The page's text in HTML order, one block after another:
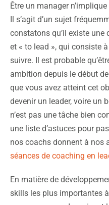
Être un manager
Il s’agit d’un sujet
constatons qu’il existe
et « to lead », qui consiste
suivre. Il est probable
ambition depuis le début
que vous avez atteint cet
devenir un leader, voire un
n’est pas une tâche bien
une liste d’astuces pour
nos coachs donnent à nos
séances de coaching en
En matière de
skills les plus importantes